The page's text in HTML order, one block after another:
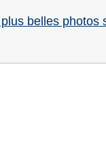
belles photos